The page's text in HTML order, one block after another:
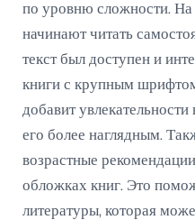
по уровню сложности. На
начинают читать
текст был доступен и
книги с крупным
добавит
его более наглядным.
возрастные
обложках книг. Это
литературы, которая